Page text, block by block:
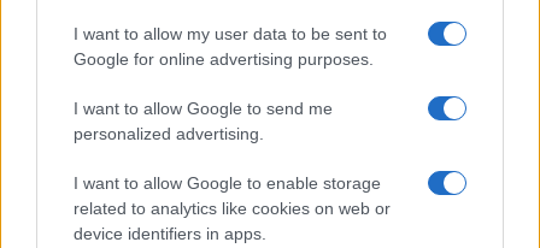
I want to allow my user data to be sent to
Google for online advertising purposes.
I want to allow Google to send me
personalized advertising.
I want to allow Google to enable storage
related to analytics like cookies on web or
device identifiers in apps.
semplicità. Creare un rituale: stesso angolo, stessa
progressi con note su carichi, ripetizioni,
percezione di sforzo e qualità del sonno; a intervalli
regolari eseguire test funzionali come alzarsi da
una sedia senza mani, trasportare borse per 60–90